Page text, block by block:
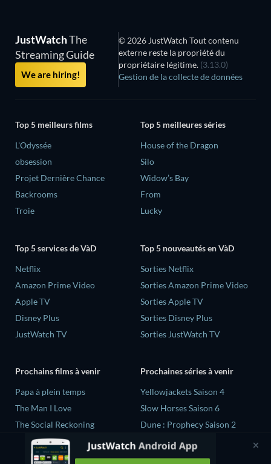
JustWatchThe
Streaming Guide
We are hiring!
© 2026 JustWatch Tout contenu
externe reste la propriété du
propriétaire légitime. (3.13.0)
Gestion de la collecte de données
Top 5 meilleurs films
L'Odyssée
obsession
Projet Dernière Chance
Backrooms
Troie
Top 5 meilleures séries
House of the Dragon
Silo
Widow’s Bay
From
Lucky
Top 5 services de VàD
Netflix
Amazon Prime Video
Apple TV
Disney Plus
JustWatch TV
Top 5 nouveautés en VàD
Sorties Netflix
Sorties Amazon Prime Video
Sorties Apple TV
Sorties Disney Plus
Sorties JustWatch TV
Prochains films à venir
‎Papa à plein temps
The Man I Love
The Social Reckoning
La Conscience politique
Le Dernier Refuge
Prochaines séries à venir
Yellowjackets Saison 4
Slow Horses Saison 6
Dune : Prophecy Saison 2
The Gentlemen Saison 2
Love Is Blind: UK Saison 3